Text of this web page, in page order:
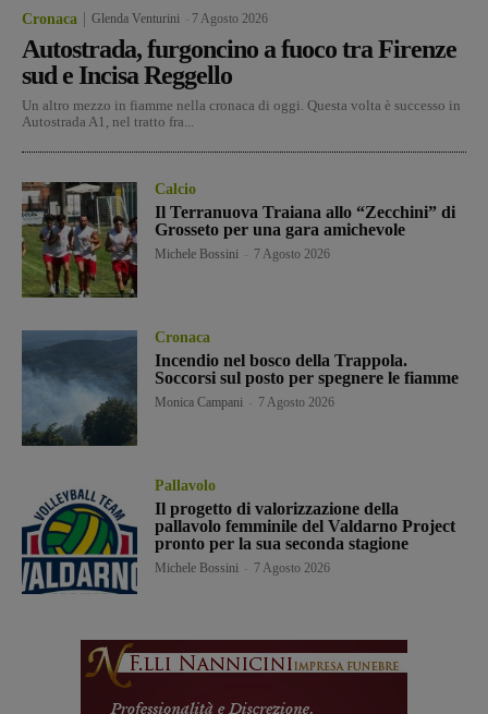
Cronaca Glenda Venturini 7 Agosto 2026
Autostrada, furgoncino a fuoco tra Firenze
sud e Incisa Reggello
Un altro mezzo in fiamme nella cronaca di oggi. Questa volta è successo in
Autostrada A1, nel tratto fra...
Calcio
Il Terranuova Traiana allo “Zecchini” di
Grosseto per una gara amichevole
Michele Bossini 7 Agosto 2026
Cronaca
Incendio nel bosco della Trappola.
Soccorsi sul posto per spegnere le fiamme
Monica Campani 7 Agosto 2026
Pallavolo
Il progetto di valorizzazione della
pallavolo femminile del Valdarno Project
pronto per la sua seconda stagione
Michele Bossini 7 Agosto 2026